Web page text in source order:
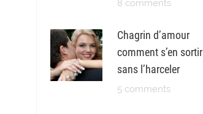
8 comments
Chagrin d’amour
comment s’en sortir
sans l’harceler
5 comments